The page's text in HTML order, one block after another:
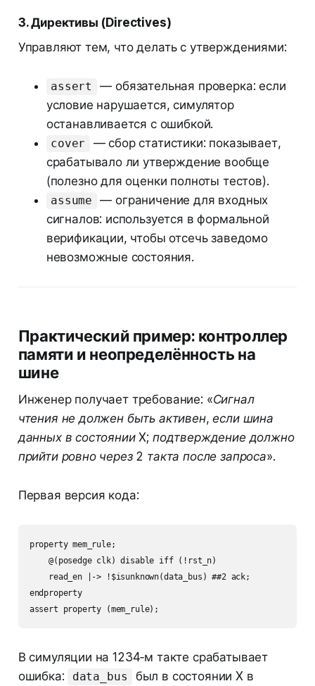
3. Директивы (Directives)
Управляют тем, что делать с утверждениями:
assert
— обязательная проверка: если
условие нарушается, симулятор
останавливается с ошибкой.
cover
— сбор статистики: показывает,
срабатывало ли утверждение вообще
(полезно для оценки полноты тестов).
assume
— ограничение для входных
сигналов: используется в формальной
верификации, чтобы отсечь заведомо
невозможные состояния.
Практический пример: контроллер
памяти и неопределённость на
шине
Инженер получает требование: «Сигнал
чтения не должен быть активен, если шина
данных в состоянии X; подтверждение должно
прийти ровно через 2 такта после запроса».
Первая версия кода:
property mem_rule;
    @(posedge clk) disable iff (!rst_n)
    read_en |-> !$isunknown(data_bus) ##2 ack;
endproperty
В симуляции на 1234‑м такте срабатывает
ошибка:
data_bus
был в состоянии X в